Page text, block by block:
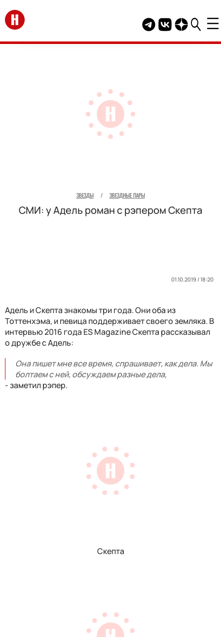
Перейти на главную
Telegram канал
Группа HELLO
Канал
ЗВЕЗДЫ / ЗВЕЗДНЫЕ ПАРЫ
СМИ: у Адель роман с рэпером Скепта
01.10.2019 / 18:20
Адель и Скепта знакомы три года. Они оба из
Тоттенхэма, и певица поддерживает своего земляка. В
интервью 2016 года ES Magazine Скепта рассказывал
о дружбе с Адель:
Она пишет мне все время, спрашивает, как дела. Мы
болтаем с ней, обсуждаем разные дела,
- заметил рэпер.
Скепта